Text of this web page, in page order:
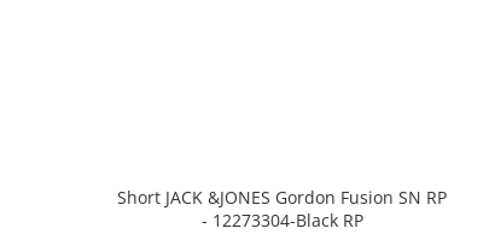
Short JACK &JONES Gordon Fusion SN RP
- 12273304-Black RP